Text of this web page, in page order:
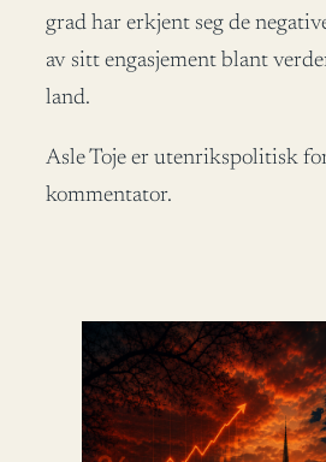
grad har erkjent seg de
av sitt engasjement blant
land.
Asle Toje er utenrikspolitisk
kommentator.